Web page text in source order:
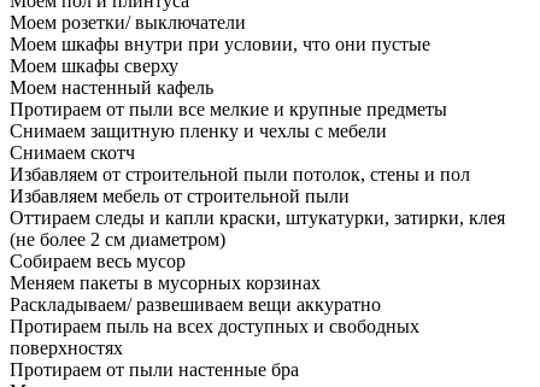
Моем розетки/ выключатели
Моем шкафы внутри при условии, что они пустые
Моем шкафы сверху
Моем настенный кафель
Протираем от пыли все мелкие и крупные предметы
Снимаем защитную пленку и чехлы с мебели
Снимаем скотч
Избавляем от строительной пыли потолок, стены и пол
Избавляем мебель от строительной пыли
Оттираем следы и капли краски, штукатурки, затирки, клея
(не более 2 см диаметром)
Собираем весь мусор
Меняем пакеты в мусорных корзинах
Раскладываем/ развешиваем вещи аккуратно
Протираем пыль на всех доступных и свободных
поверхностях
Протираем от пыли настенные бра